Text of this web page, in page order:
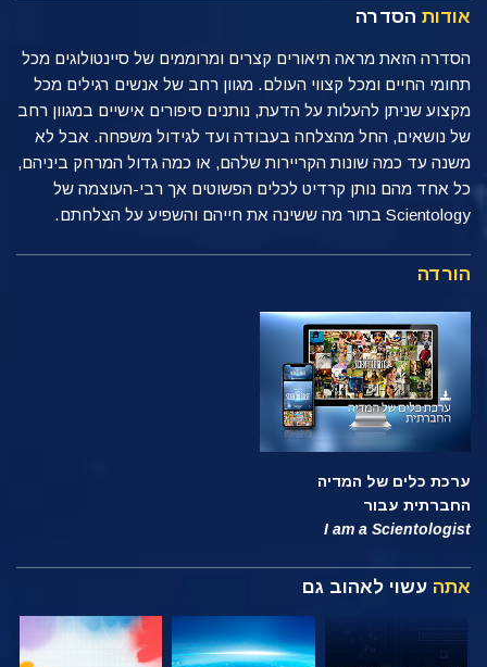
אודות הסדרה
הסדרה הזאת מראה תיאורים קצרים ומרוממים של סיינטולוגים מכל
תחומי החיים ומכל קצווי העולם. מגוון רחב של אנשים רגילים מכל
מקצוע שניתן להעלות על הדעת, נותנים סיפורים אישיים במגוון רחב
של נושאים, החל מהצלחה בעבודה ועד לגידול משפחה. אבל לא
משנה עד כמה שונות הקריירות שלהם, או כמה גדול המרחק ביניהם,
כל אחד מהם נותן קרדיט לכלים הפשוטים אך רבי-העוצמה של
Scientology בתור מה ששינה את חייהם והשפיע על הצלחתם.
הורדה
ערכת כלים של המדיה
החברתית עבור
I am a Scientologist
אתה עשוי לאהוב גם